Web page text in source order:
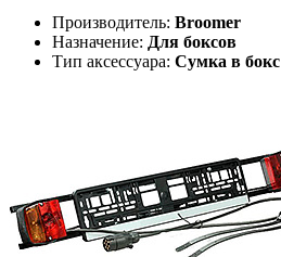
Производитель: Broomer
Назначение: Для боксов
Тип аксессуара: Сумка в бокс